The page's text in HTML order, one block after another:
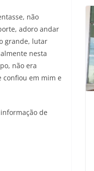
não
adoro andar
grande, lutar
nesta
não era
confiou em mim e
de